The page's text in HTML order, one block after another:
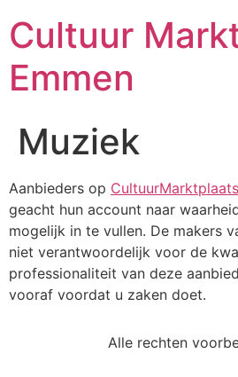
Cultuur
Emmen
Muziek
Aanbieders op
geacht hun account naar
mogelijk in te vullen. De makers
niet verantwoordelijk voor de
professionaliteit van deze
vooraf voordat u zaken doet.
Alle rechten